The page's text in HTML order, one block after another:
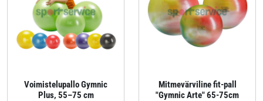
Voimistelupallo Gymnic
Plus, 55–75 cm
Mitmevärviline fit-pall
"Gymnic Arte" 65-75cm